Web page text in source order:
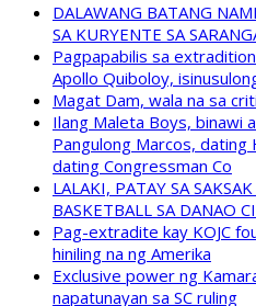
DALAWANG BATANG
SA KURYENTE SA
Pagpapabilis sa
Apollo Quiboloy,
Magat Dam, wala na sa
Ilang Maleta Boys, binawi
Pangulong Marcos,
dating Congressman Co
LALAKI, PATAY SA
BASKETBALL SA DANAO
Pag-extradite kay KOJC
hiniling na ng Amerika
Exclusive power ng
napatunayan sa SC ruling